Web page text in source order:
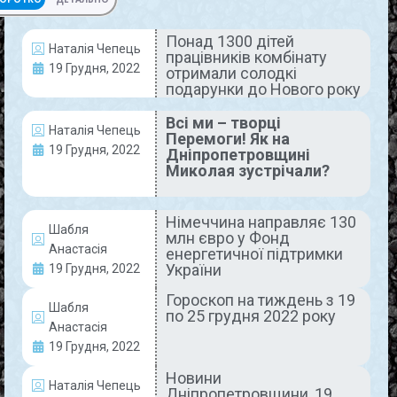
Наталія Чепець
19 Грудня, 2022
Понад 1300 дітей
працівників комбінату
отримали солодкі
подарунки до Нового року
Наталія Чепець
19 Грудня, 2022
Всі ми – творці
Перемоги! Як на
Дніпропетровщині
Миколая зустрічали?
Шабля
Анастасія
19 Грудня, 2022
Німеччина направляє 130
млн євро у Фонд
енергетичної підтримки
України
Шабля
Анастасія
19 Грудня, 2022
Гороскоп на тиждень з 19
по 25 грудня 2022 року
Наталія Чепець
Новини
АКТУАЛЬНО
Понад 1300 дітей працівників
комбінату отримали солодкі
подарунки до Нового року
«Війна війною, а у дітей має бути свято». Саме
так з приводу придбання традиційних новорічних
подарунків для дітей гірників висловився голова
профкому нашого підприємства